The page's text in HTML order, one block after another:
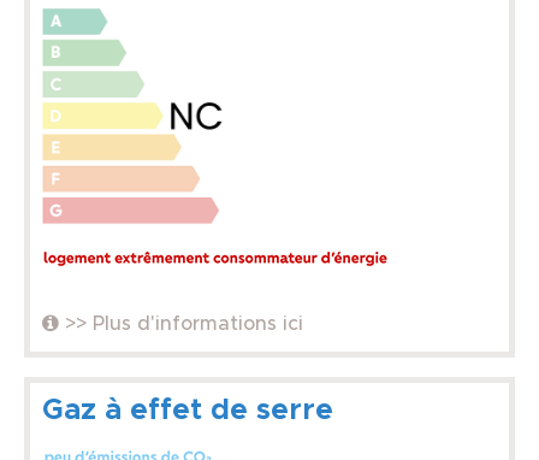
>> Plus d'informations ici
Gaz à effet de serre